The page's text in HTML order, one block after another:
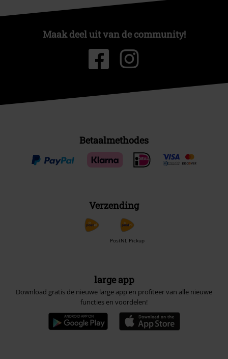
Maak deel uit van de community!
Betaalmethodes
Verzending
PostNL Pickup
large app
Download gratis de nieuwe large app en profiteer van alle nieuwe
functies en voordelen!